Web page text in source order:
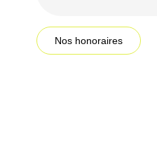
Nos honoraires